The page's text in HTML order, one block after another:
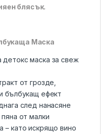
блясък.
Маска
маска за свеж
от грозде,
бълбукащ ефект
след нанасяне
от малки
– като искрящо вино